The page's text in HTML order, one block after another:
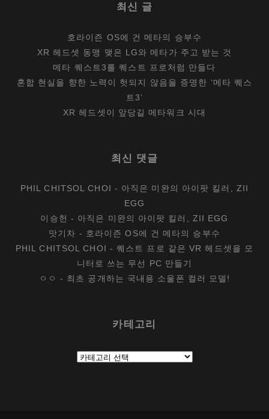
최신 글
호라이즌 OS에 건 메타의 승부수
XR 헤드셋 동맹 맺은 LG와 메타가 주고 받는 것
메타 퀘스트3를 퀘스트 프로처럼 만들다
혼합 현실을 향한 노력이 헛되지 않음을 증명한 ‘메타 퀘스
트3’
XR 헤드셋이 앞당길 메타워크 시대
최신 댓글
PHIL CHITSOL CHOI - 아직은 미완의 아이팟 킬러, ZII
EGG
이승헌 - 아직은 미완의 아이팟 킬러, ZII EGG
맛기차 - 호라이즌 OS에 건 메타의 승부수
PHIL CHITSOL CHOI -퀘스트 프로 같은 VR 헤드셋을 모
니터로 쓰는 무선 PC 만들기
ㅇㅇ - 최초 공개하는 국내용 소울폰 컬러 모델!
카테고리
테